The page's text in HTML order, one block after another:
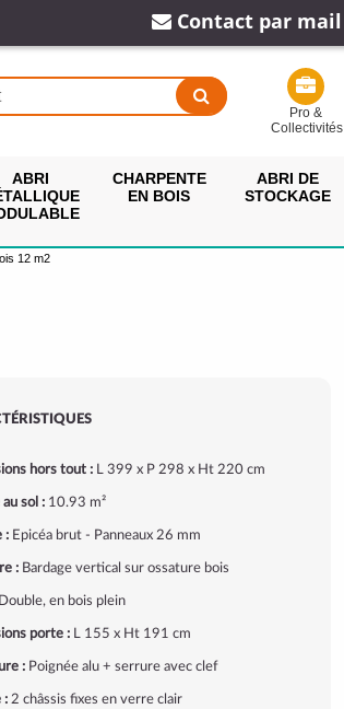
Contact par mail
Pro &
Collectivités
ABRI
CHARPENTE
EN BOIS
ABRI DE
STOCKAGE
12 m2
hors tout :L 399 x P 298 x Ht 220 cm
sol :10.93 m²
:Epicéa brut - Panneaux 26 mm
:Bardage vertical sur ossature bois
en bois plein
porte :L 155 x Ht 191 cm
:Poignée alu + serrure avec clef
:2 châssis fixes en verre clair